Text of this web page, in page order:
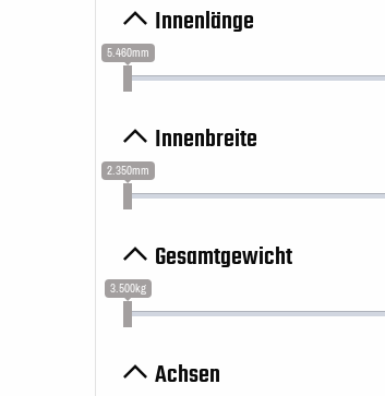
Innenlänge
5.460mm
Innenbreite
2.350mm
Gesamtgewicht
3.500kg
Achsen